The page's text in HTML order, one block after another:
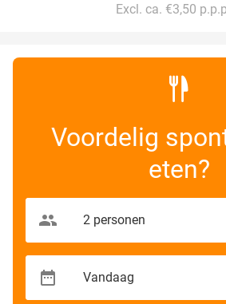
Excl. ca. €3,50
Voordelig
eten?